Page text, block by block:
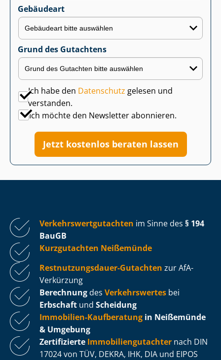
Gebäudeart
Grund des Gutachtens
Ich habe den Datenschutz gelesen und
verstanden.
Ich möchte den Newsletter abonnieren.
Jetzt kostenlos beraten lassen
Ver­kehrs­wert­gut­ach­ten im Sinne des § 194
BauGB
Kurzgutachten Neißemünde
Rest­nut­zungs­dau­er-Gutachten zur AfA-
Verkürzung
Berechnung des Verkehrswertes bei
Erbschaft und Scheidung
Immobilien-Kaufberatung in Neißemünde
& Umgebung
Zertifizierte Im­mo­bi­li­en­gut­ach­ter nach DIN
17024 von TÜV, DEKRA, IHK, DIA und EIPOS